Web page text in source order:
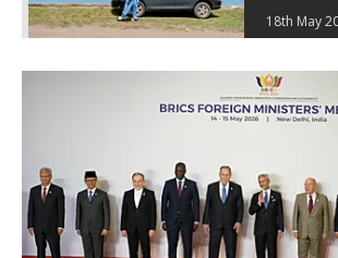
18th May